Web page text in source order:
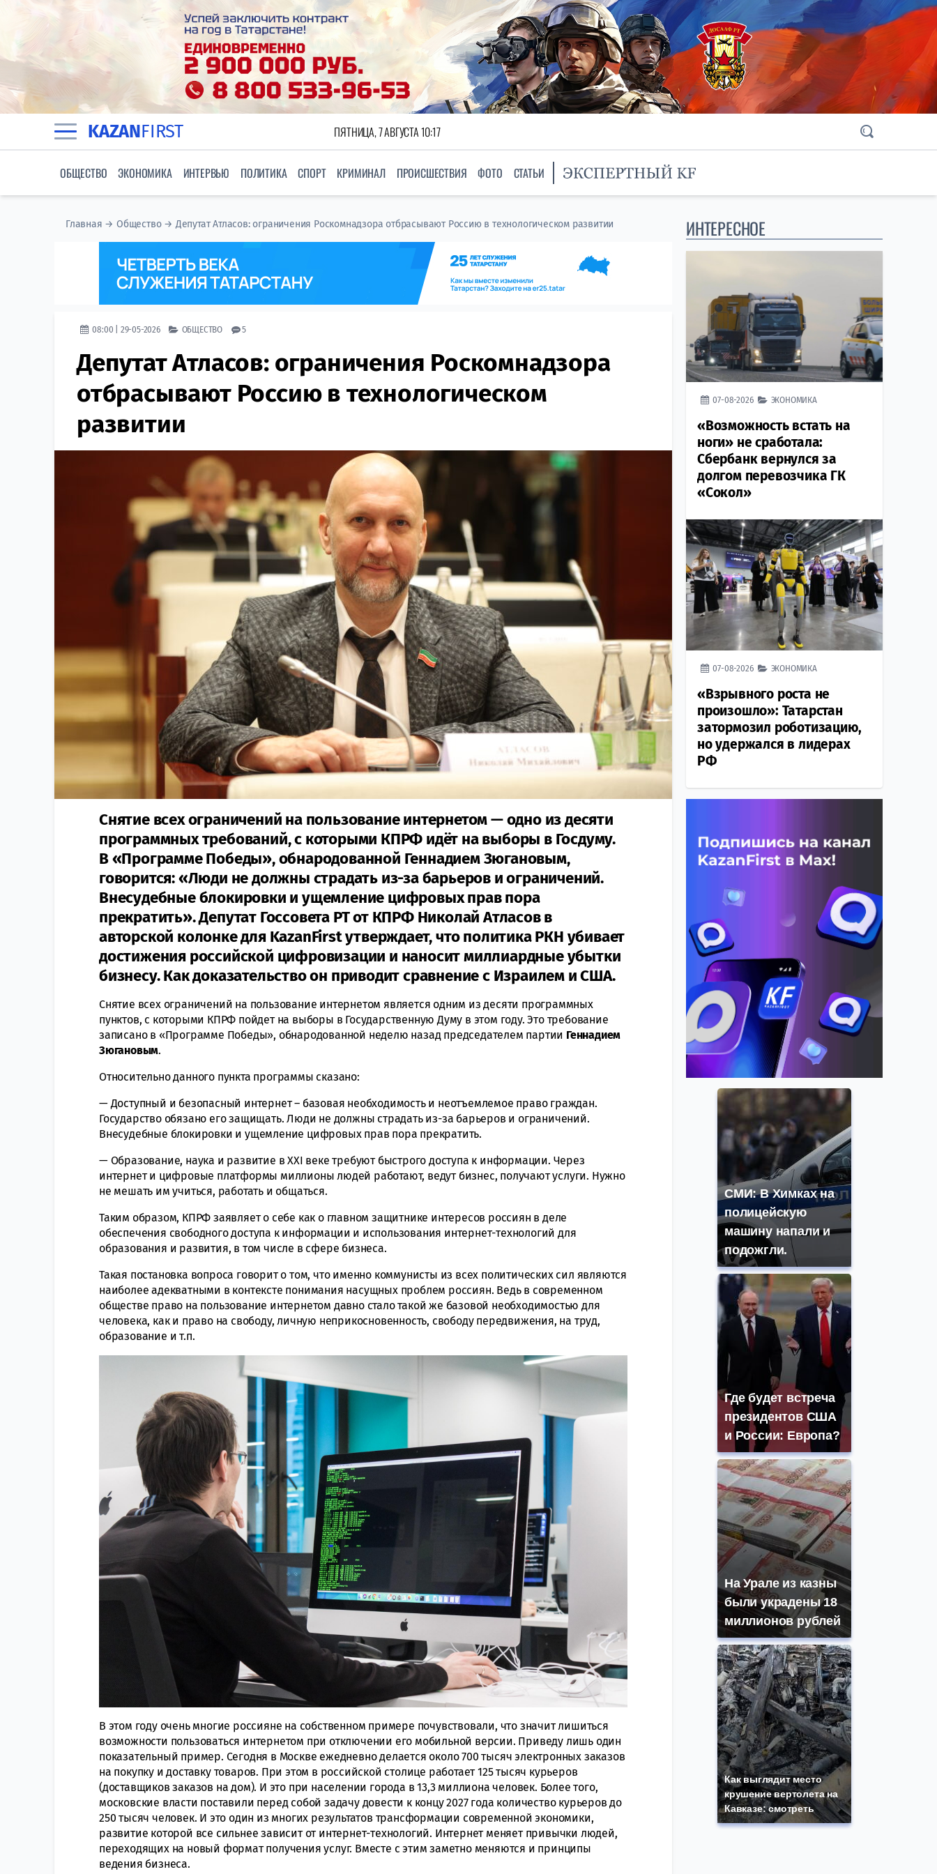
KAZANFIRST ПЯТНИЦА, 7 АВГУСТА 10:17
ОБЩЕСТВО ЭКОНОМИКА ИНТЕРВЬЮ ПОЛИТИКА СПОРТ КРИМИНАЛ ПРОИСШЕСТВИЯ ФОТО СТАТЬИ
Главная →Общество→ Депутат Атласов: ограничения Роскомнадзора отбрасывают Россию в технологическом развитии
08:00 | 29-05-2026 ОБЩЕСТВО 5
Депутат Атласов: ограничения Роскомнадзора
отбрасывают Россию в технологическом
развитии
Снятие всех ограничений на пользование интернетом — одно из десяти
программных требований, с которыми КПРФ идёт на выборы в Госдуму.
В «Программе Победы», обнародованной Геннадием Зюгановым,
говорится: «Люди не должны страдать из-за барьеров и ограничений.
Внесудебные блокировки и ущемление цифровых прав пора
прекратить». Депутат Госсовета РТ от КПРФ Николай Атласов в
авторской колонке для KazanFirst утверждает, что политика РКН убивает
достижения российской цифровизации и наносит миллиардные убытки
бизнесу. Как доказательство он приводит сравнение с Израилем и США.
Снятие всех ограничений на пользование интернетом является одним из десяти программных
пунктов, с которыми КПРФ пойдет на выборы в Государственную Думу в этом году. Это требование
записано в «Программе Победы», обнародованной неделю назад председателем партии Геннадием
Зюгановым.
Относительно данного пункта программы сказано:
— Доступный и безопасный интернет – базовая необходимость и неотъемлемое право граждан.
Государство обязано его защищать. Люди не должны страдать из-за барьеров и ограничений.
Внесудебные блокировки и ущемление цифровых прав пора прекратить.
— Образование, наука и развитие в ХХI веке требуют быстрого доступа к информации. Через
интернет и цифровые платформы миллионы людей работают, ведут бизнес, получают услуги. Нужно
не мешать им учиться, работать и общаться.
Таким образом, КПРФ заявляет о себе как о главном защитнике интересов россиян в деле
обеспечения свободного доступа к информации и использования интернет-технологий для
образования и развития, в том числе в сфере бизнеса.
Такая постановка вопроса говорит о том, что именно коммунисты из всех политических сил являются
наиболее адекватными в контексте понимания насущных проблем россиян. Ведь в современном
обществе право на пользование интернетом давно стало такой же базовой необходимостью для
человека, как и право на свободу, личную неприкосновенность, свободу передвижения, на труд,
образование и т.п.
В этом году очень многие россияне на собственном примере почувствовали, что значит лишиться
возможности пользоваться интернетом при отключении его мобильной версии. Приведу лишь один
показательный пример. Сегодня в Москве ежедневно делается около 700 тысяч электронных заказов
на покупку и доставку товаров. При этом в российской столице работает 125 тысяч курьеров
(доставщиков заказов на дом). И это при населении города в 13,3 миллиона человек. Более того,
московские власти поставили перед собой задачу довести к концу 2027 года количество курьеров до
250 тысяч человек. И это один из многих результатов трансформации современной экономики,
развитие которой все сильнее зависит от интернет-технологий. Интернет меняет привычки людей,
переходящих на новый формат получения услуг. Вместе с этим заметно меняются и принципы
ведения бизнеса.
ИНТЕРЕСНОЕ
07-08-2026 ЭКОНОМИКА
«Возможность встать на
ноги» не сработала:
Сбербанк вернулся за
долгом перевозчика ГК
«Сокол»
07-08-2026 ЭКОНОМИКА
«Взрывного роста не
произошло»: Татарстан
затормозил роботизацию,
но удержался в лидерах
РФ
СМИ: В Химках на
полицейскую
машину напали и
подожгли.
Где будет встреча
президентов США
и России: Европа?
На Урале из казны
были украдены 18
миллионов рублей
Как выглядит место
крушение вертолета на
Кавказе: смотреть